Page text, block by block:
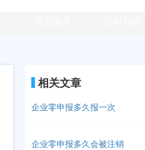
相关文章
企业零申报多久报一次
企业零申报多久会被注销